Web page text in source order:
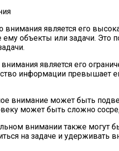
внимания является его
объекты или задачи.
является его
информации превышает
внимание может быть
может быть сложно
внимании также могут
на задаче и удерживать